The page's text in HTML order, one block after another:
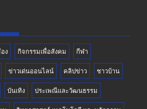
ง กิจกรรมเพื่อสังคม กีฬา
ข่าวเด่นออนไลน์ คลิปข่าว ชาวบ้าน
บันเทิง ประเพณีและวัฒนธรรม